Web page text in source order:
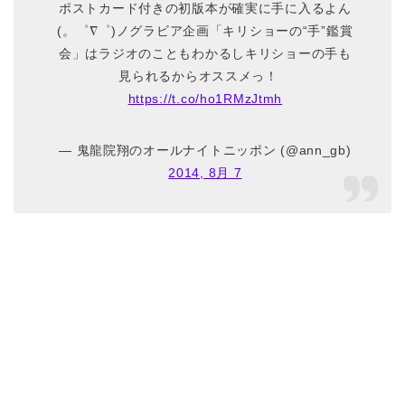
ポストカード付きの初版本が確実に手に入るよん
(。゜∇゜)ノグラビア企画「キリショーの“手”鑑賞
会」はラジオのこともわかるしキリショーの手も
見られるからオススメっ！
https://t.co/ho1RMzJtmh
— 鬼龍院翔のオールナイトニッポン (@ann_gb)
2014, 8月 7